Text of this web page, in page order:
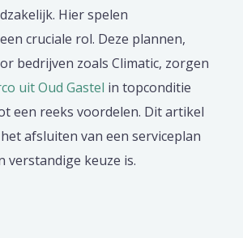
Hier spelen
cruciale rol. Deze plannen,
bedrijven zoals Climatic, zorgen
uit Oud Gastel in topconditie
een reeks voordelen. Dit artikel
afsluiten van een serviceplan
verstandige keuze is.